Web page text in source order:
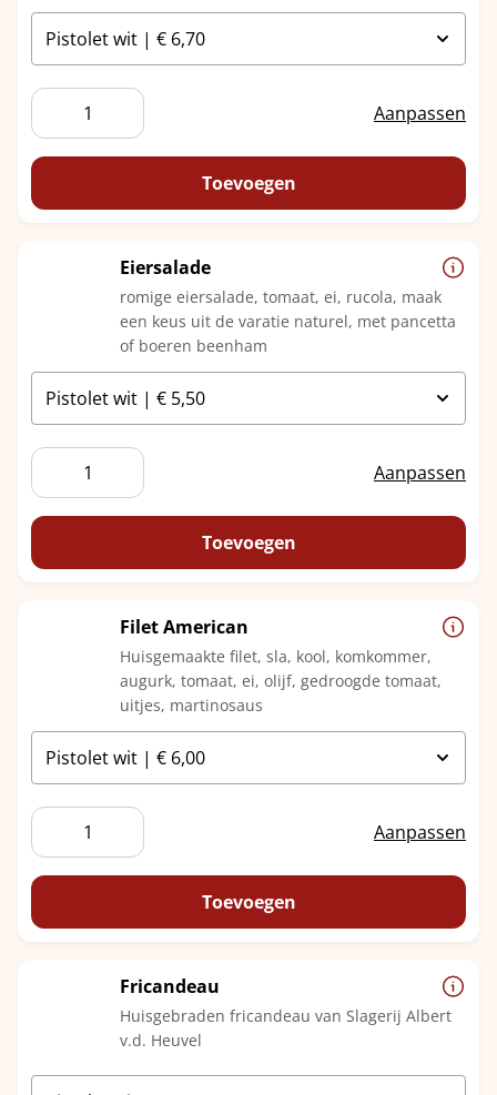
Driel
aantal
Aanpassen
Toevoegen
Eiersalade
romige eiersalade, tomaat, ei, rucola, maak
een keus uit de varatie naturel, met pancetta
of boeren beenham
Eiersalade
aantal
Aanpassen
Toevoegen
Filet American
Huisgemaakte filet, sla, kool, komkommer,
augurk, tomaat, ei, olijf, gedroogde tomaat,
uitjes, martinosaus
Filet
American
aantal
Aanpassen
Toevoegen
Fricandeau
Huisgebraden fricandeau van Slagerij Albert
v.d. Heuvel